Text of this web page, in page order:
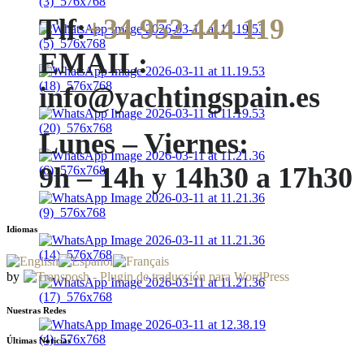
Tlf:+34 952 444 119
EMAIL:
info@yachtingspain.es
Lunes – Viernes:
9h – 14h y 14h30 a 17h30
Idiomas
by
Nuestras Redes
Últimas Noticias